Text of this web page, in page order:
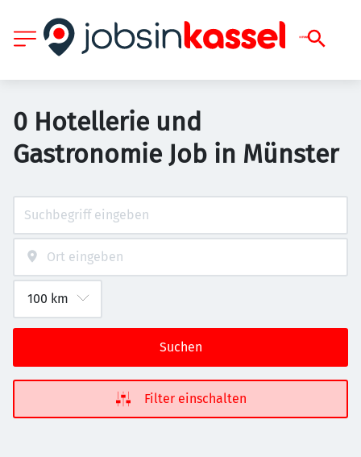
0 Hotellerie und
Gastronomie Job in Münster
Suchen
Filter einschalten